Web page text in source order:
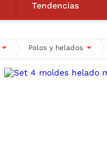
Tendencias
Polos y helados